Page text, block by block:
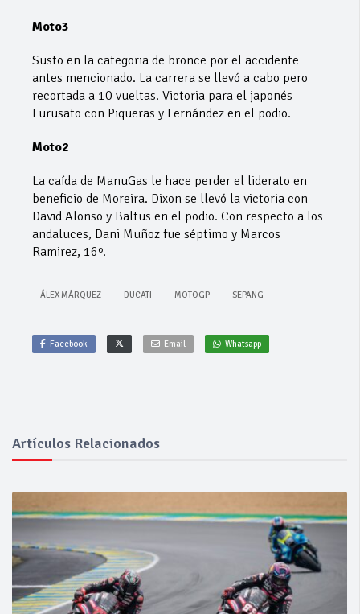
Moto3
Susto en la categoria de bronce por el accidente
antes mencionado. La carrera se llevó a cabo pero
recortada a 10 vueltas. Victoria para el japonés
Furusato con Piqueras y Fernández en el podio.
Moto2
La caída de ManuGas le hace perder el liderato en
beneficio de Moreira. Dixon se llevó la victoria con
David Alonso y Baltus en el podio. Con respecto a los
andaluces, Dani Muñoz fue séptimo y Marcos
Ramirez, 16º.
ÁLEX MÁRQUEZ DUCATI MOTOGP SEPANG
Facebook Email Whatsapp
Artículos Relacionados